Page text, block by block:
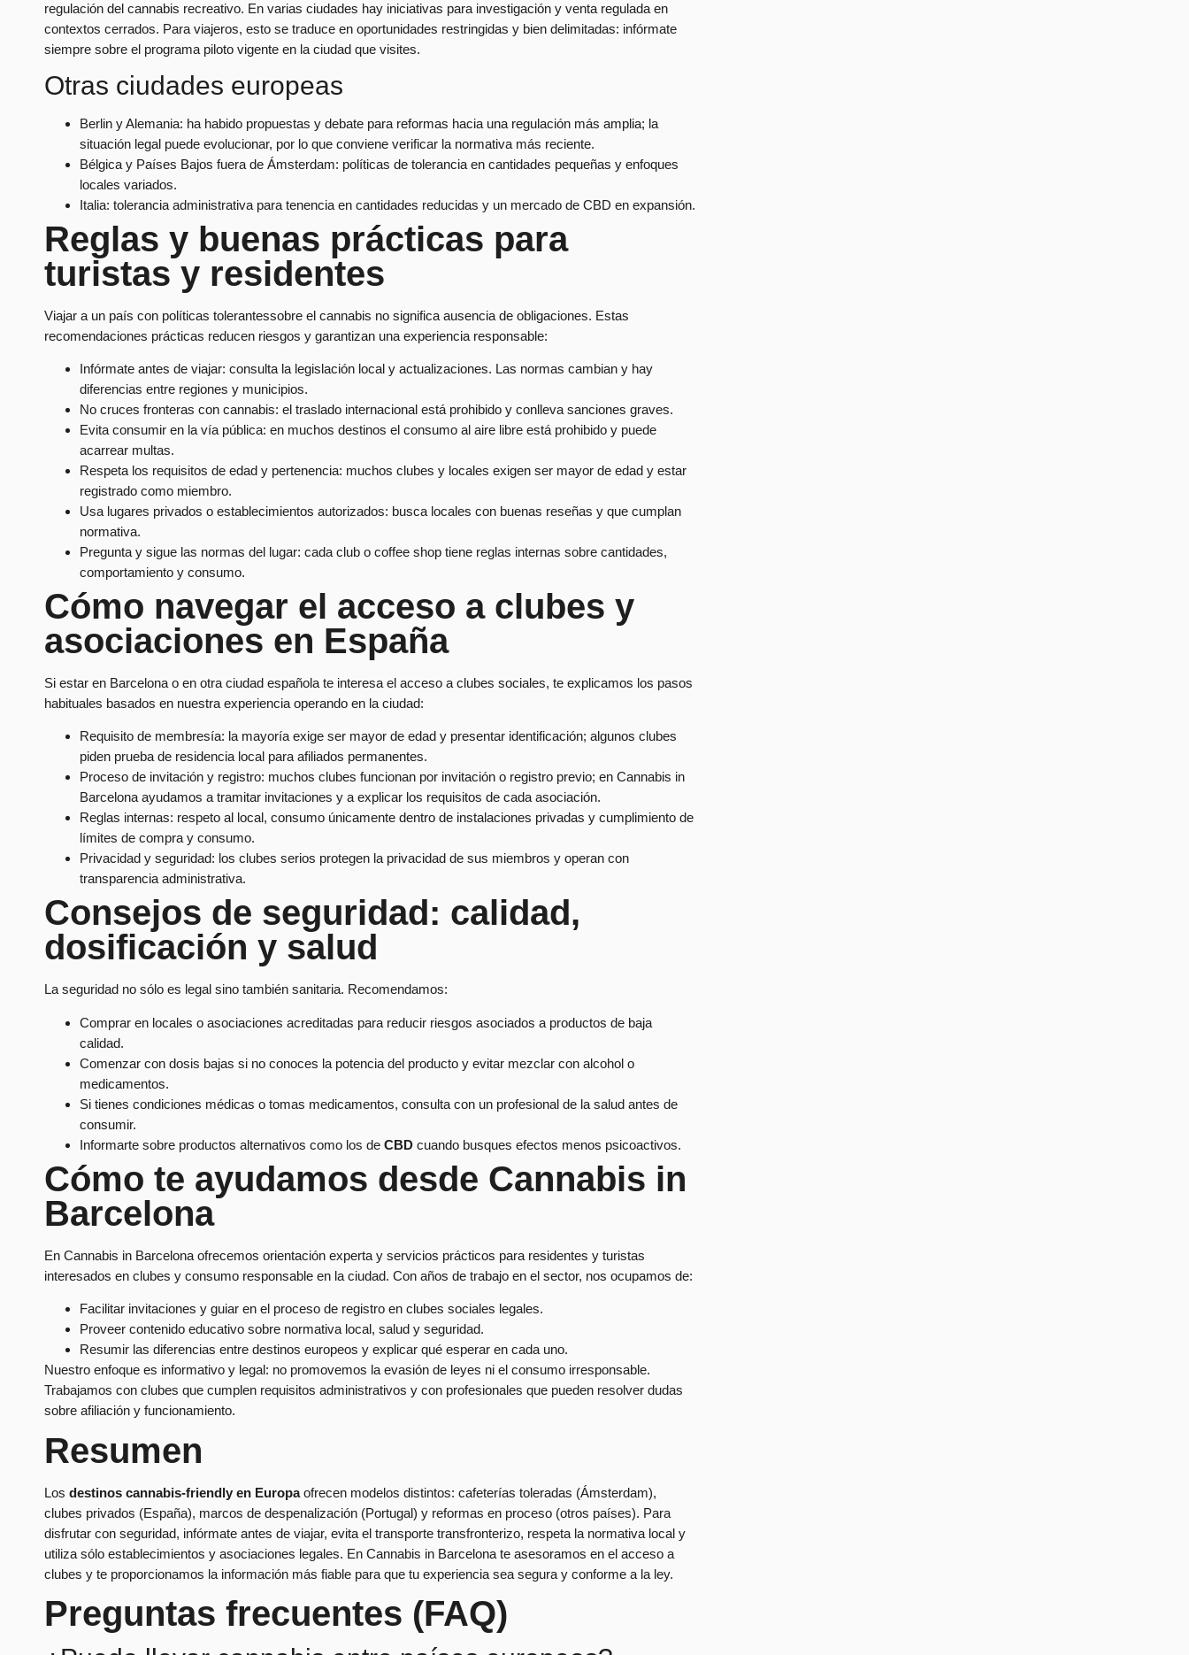
regulación del cannabis recreativo. En varias ciudades hay iniciativas para investigación y venta regulada en
contextos cerrados. Para viajeros, esto se traduce en oportunidades restringidas y bien delimitadas: infórmate
siempre sobre el programa piloto vigente en la ciudad que visites.
Otras ciudades europeas
Berlin y Alemania: ha habido propuestas y debate para reformas hacia una regulación más amplia; la
situación legal puede evolucionar, por lo que conviene verificar la normativa más reciente.
Bélgica y Países Bajos fuera de Ámsterdam: políticas de tolerancia en cantidades pequeñas y enfoques
locales variados.
Italia: tolerancia administrativa para tenencia en cantidades reducidas y un mercado de CBD en expansión.
Reglas y buenas prácticas para
turistas y residentes
Viajar a un país con políticas tolerantessobre el cannabis no significa ausencia de obligaciones. Estas
recomendaciones prácticas reducen riesgos y garantizan una experiencia responsable:
Infórmate antes de viajar: consulta la legislación local y actualizaciones. Las normas cambian y hay
diferencias entre regiones y municipios.
No cruces fronteras con cannabis: el traslado internacional está prohibido y conlleva sanciones graves.
Evita consumir en la vía pública: en muchos destinos el consumo al aire libre está prohibido y puede
acarrear multas.
Respeta los requisitos de edad y pertenencia: muchos clubes y locales exigen ser mayor de edad y estar
registrado como miembro.
Usa lugares privados o establecimientos autorizados: busca locales con buenas reseñas y que cumplan
normativa.
Pregunta y sigue las normas del lugar: cada club o coffee shop tiene reglas internas sobre cantidades,
comportamiento y consumo.
Cómo navegar el acceso a clubes y
asociaciones en España
Si estar en Barcelona o en otra ciudad española te interesa el acceso a clubes sociales, te explicamos los pasos
habituales basados en nuestra experiencia operando en la ciudad:
Requisito de membresía: la mayoría exige ser mayor de edad y presentar identificación; algunos clubes
piden prueba de residencia local para afiliados permanentes.
Proceso de invitación y registro: muchos clubes funcionan por invitación o registro previo; en Cannabis in
Barcelona ayudamos a tramitar invitaciones y a explicar los requisitos de cada asociación.
Reglas internas: respeto al local, consumo únicamente dentro de instalaciones privadas y cumplimiento de
límites de compra y consumo.
Privacidad y seguridad: los clubes serios protegen la privacidad de sus miembros y operan con
transparencia administrativa.
Consejos de seguridad: calidad,
dosificación y salud
La seguridad no sólo es legal sino también sanitaria. Recomendamos:
Comprar en locales o asociaciones acreditadas para reducir riesgos asociados a productos de baja
calidad.
Comenzar con dosis bajas si no conoces la potencia del producto y evitar mezclar con alcohol o
medicamentos.
Si tienes condiciones médicas o tomas medicamentos, consulta con un profesional de la salud antes de
consumir.
Informarte sobre productos alternativos como los de CBD cuando busques efectos menos psicoactivos.
Cómo te ayudamos desde Cannabis in
Barcelona
En Cannabis in Barcelona ofrecemos orientación experta y servicios prácticos para residentes y turistas
interesados en clubes y consumo responsable en la ciudad. Con años de trabajo en el sector, nos ocupamos de:
Facilitar invitaciones y guiar en el proceso de registro en clubes sociales legales.
Proveer contenido educativo sobre normativa local, salud y seguridad.
Resumir las diferencias entre destinos europeos y explicar qué esperar en cada uno.
Nuestro enfoque es informativo y legal: no promovemos la evasión de leyes ni el consumo irresponsable.
Trabajamos con clubes que cumplen requisitos administrativos y con profesionales que pueden resolver dudas
sobre afiliación y funcionamiento.
Resumen
Los destinos cannabis-friendly en Europaofrecen modelos distintos: cafeterías toleradas (Ámsterdam),
clubes privados (España), marcos de despenalización (Portugal) y reformas en proceso (otros países). Para
disfrutar con seguridad, infórmate antes de viajar, evita el transporte transfronterizo, respeta la normativa local y
utiliza sólo establecimientos y asociaciones legales. En Cannabis in Barcelona te asesoramos en el acceso a
clubes y te proporcionamos la información más fiable para que tu experiencia sea segura y conforme a la ley.
Preguntas frecuentes (FAQ)